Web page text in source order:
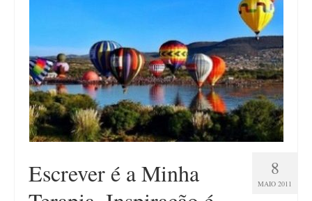
8
MAIO 2011
Escrever é a Minha